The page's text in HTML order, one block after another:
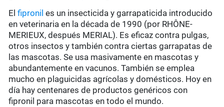
Elfipronil es un insecticida y garrapaticida introducido
en veterinaria en la década de 1990 (por RHÔNE-
MERIEUX, después MERIAL). Es eficaz contra pulgas,
otros insectos y también contra ciertas garrapatas de
las mascotas. Se usa masivamente en mascotas y
abundantemente en vacunos. También se emplea
mucho en plaguicidas agrícolas y domésticos. Hoy en
día hay centenares de productos genéricos con
fipronil para mascotas en todo el mundo.